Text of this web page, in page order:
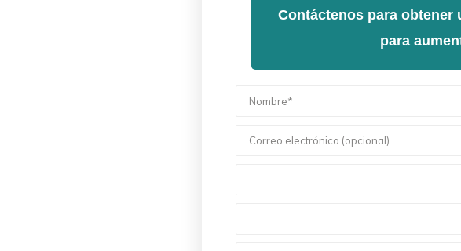
Contáctenos para obtener
para